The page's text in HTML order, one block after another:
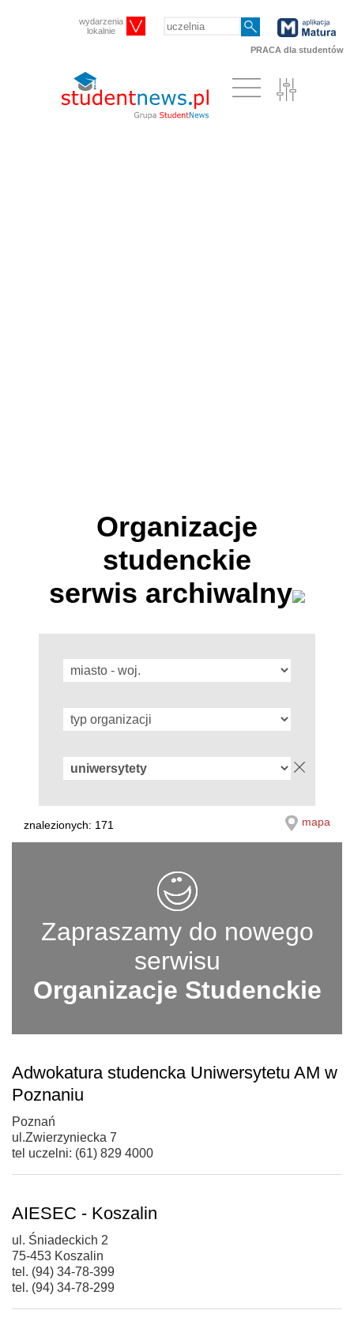
wydarzenia
lokalnie
PRACA dla studentów
Organizacje
studenckie
serwis archiwalny
znalezionych: 171 mapa
Zapraszamy do nowego
serwisu
Organizacje Studenckie
Adwokatura studencka Uniwersytetu AM w
Poznaniu
Poznań
ul.Zwierzyniecka 7
tel uczelni: (61) 829 4000
AIESEC - Koszalin
ul. Śniadeckich 2
75-453 Koszalin
tel. (94) 34-78-399
tel. (94) 34-78-299